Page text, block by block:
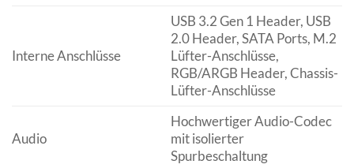
Interne Anschlüsse
USB 3.2 Gen 1 Header, USB
2.0 Header, SATA Ports, M.2
Lüfter-Anschlüsse,
RGB/ARGB Header, Chassis-
Lüfter-Anschlüsse
Audio
Hochwertiger Audio-Codec
mit isolierter
Spurbeschaltung